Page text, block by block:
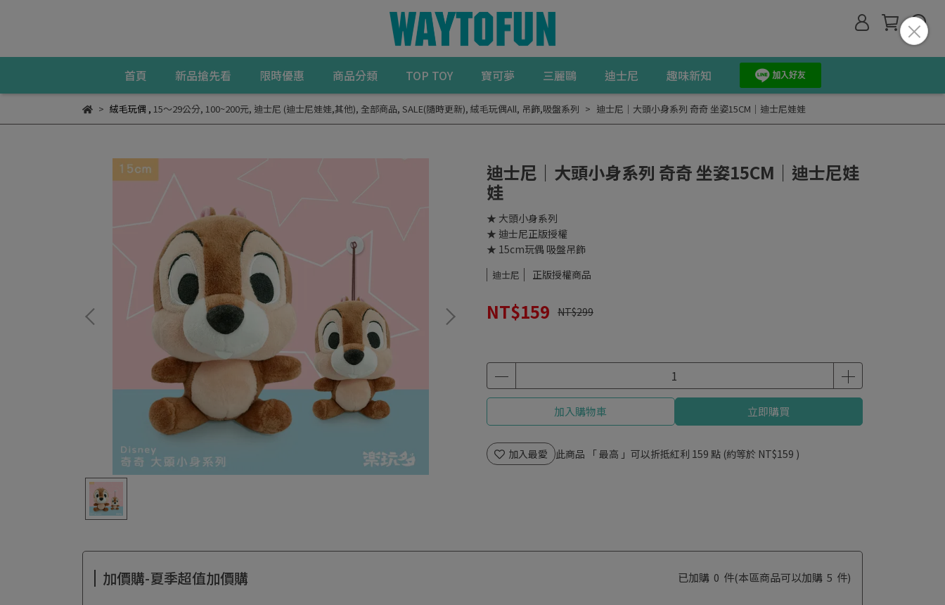
首頁 新品搶先看 限時優惠 商品分類 TOP TOY 寶可夢 三麗鷗 迪士尼 趣味新知
絨毛玩偶, 15～29公分, 100~200元, 迪士尼 (迪士尼娃娃,其他), 全部商品, SALE(隨時更新), 絨毛玩偶All, 吊飾,吸盤系列 迪士尼｜大頭小身系列 奇奇 坐姿15CM｜迪士尼娃娃
迪士尼｜大頭小身系列 奇奇 坐姿15CM｜迪士尼娃
娃
★ 大頭小身系列
★ 迪士尼正版授權
★ 15cm玩偶 吸盤吊飾
迪士尼 正版授權商品
NT$159 NT$299
加入購物車 立即購買
加入最愛 此商品 「 最高 」可以折抵紅利 159 點 (約等於 NT$159 )
加價購-夏季超值加價購 已加購 0 件(本區商品可以加購 5 件)